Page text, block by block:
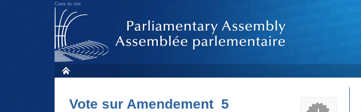
Carte du site
Vote sur Amendement 5